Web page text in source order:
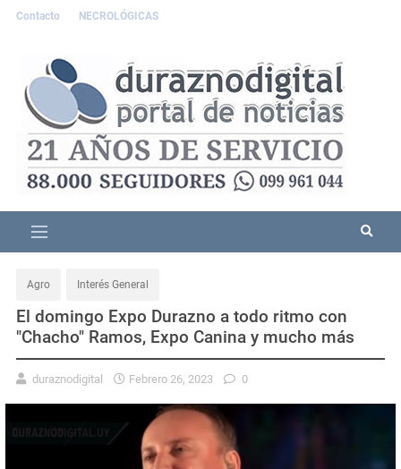
Contacto NECROLÓGICAS
Agro Interés General
El domingo Expo Durazno a todo ritmo con
"Chacho" Ramos, Expo Canina y mucho más
duraznodigital Febrero 26, 2023 0